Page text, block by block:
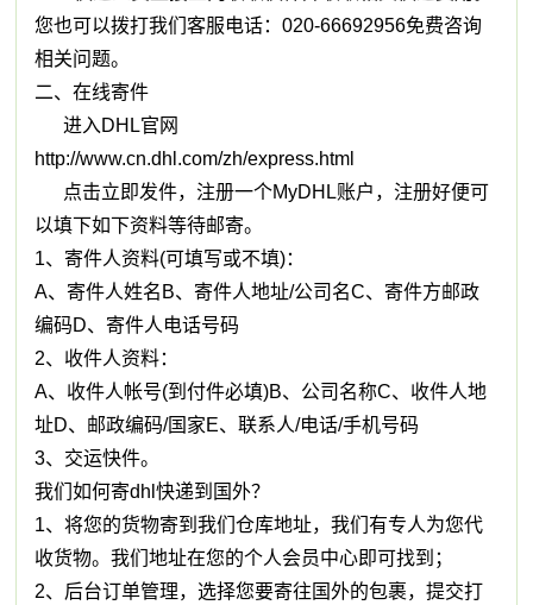
您也可以拨打我们客服电话：020-66692956免费咨询
相关问题。
二、在线寄件
进入DHL官网
http://www.cn.dhl.com/zh/express.html
点击立即发件，注册一个MyDHL账户，注册好便可
以填下如下资料等待邮寄。
1、寄件人资料(可填写或不填)：
A、寄件人姓名B、寄件人地址/公司名C、寄件方邮政
编码D、寄件人电话号码
2、收件人资料：
A、收件人帐号(到付件必填)B、公司名称C、收件人地
址D、邮政编码/国家E、联系人/电话/手机号码
3、交运快件。
我们如何寄dhl快递到国外？
1、将您的货物寄到我们仓库地址，我们有专人为您代
收货物。我们地址在您的个人会员中心即可找到；
2、后台订单管理，选择您要寄往国外的包裹，提交打